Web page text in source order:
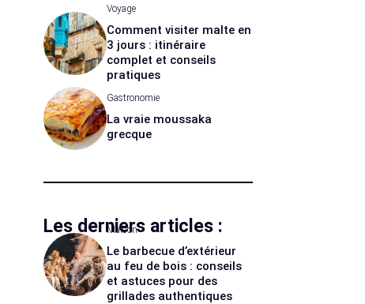
Voyage
Comment visiter malte en
3 jours : itinéraire
complet et conseils
pratiques
Gastronomie
La vraie moussaka
grecque
Les derniers articles :
Maison
Le barbecue d’extérieur
au feu de bois : conseils
et astuces pour des
grillades authentiques